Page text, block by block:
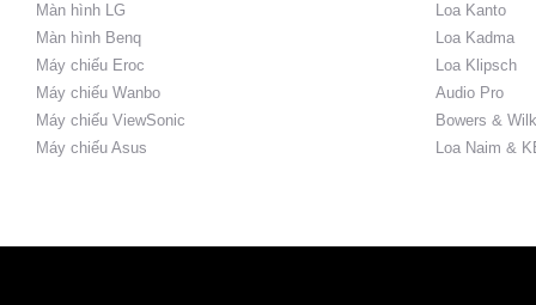
Màn hình LG
Màn hình Benq
Máy chiếu Eroc
Máy chiếu Wanbo
Máy chiếu ViewSonic
Máy chiếu Asus
Loa Kanto
Loa Kadma
Loa Klipsch
Audio Pro
Bowers &
Loa Naim &